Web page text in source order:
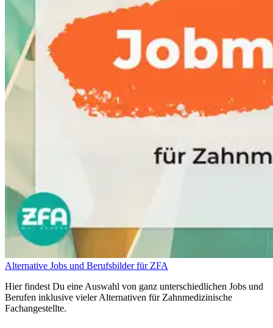
Alternative Jobs und Berufsbilder für ZFA
Hier findest Du eine Auswahl von ganz unterschiedlichen Jobs und
Berufen inklusive vieler Alternativen für Zahnmedizinische
Fachangestellte.